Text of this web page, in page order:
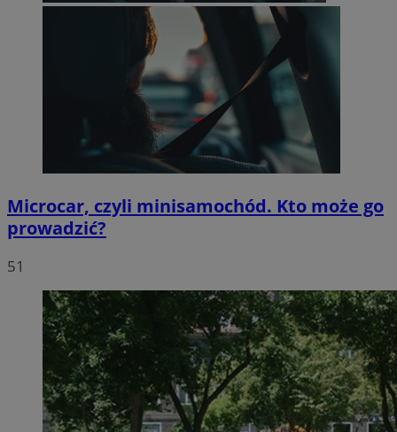
Microcar, czyli minisamochód. Kto może go
prowadzić?
51